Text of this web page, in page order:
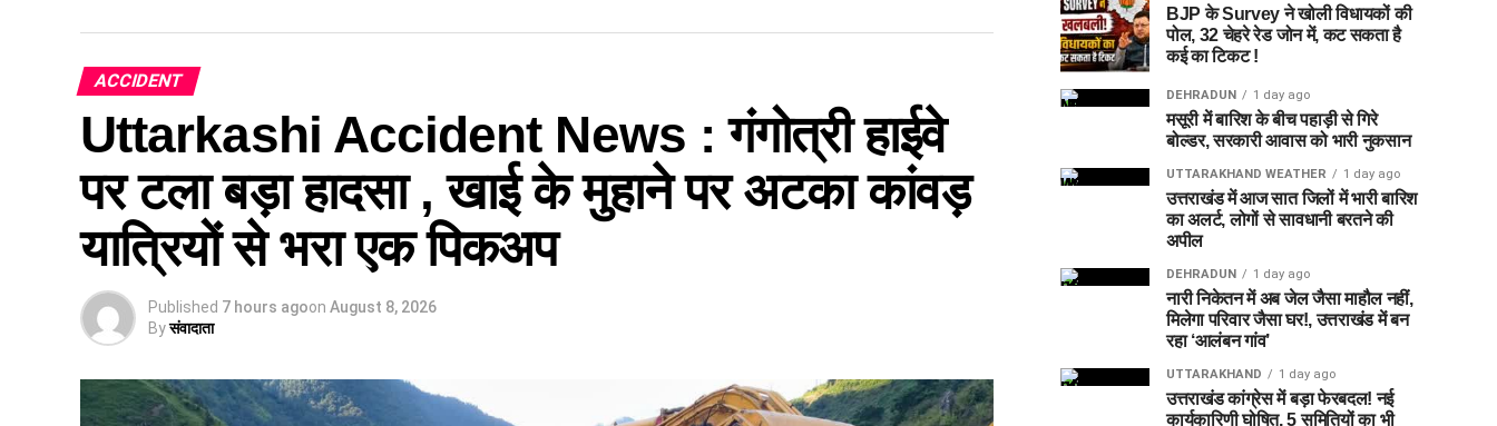
ACCIDENT
Uttarkashi Accident News : गंगोत्री हाईवे
पर टला बड़ा हादसा , खाई के मुहाने पर अटका कांवड़
यात्रियों से भरा एक पिकअप
Published 7 hours agoon August 8, 2026
Byसंवादाता
BJP के Survey ने खोली विधायकों की
पोल, 32 चेहरे रेड जोन में, कट सकता है
कई का टिकट !
DEHRADUN 1 day ago
मसूरी में बारिश के बीच पहाड़ी से गिरे
बोल्डर, सरकारी आवास को भारी नुकसान
UTTARAKHAND WEATHER 1 day ago
उत्तराखंड में आज सात जिलों में भारी बारिश
का अलर्ट, लोगों से सावधानी बरतने की
अपील
DEHRADUN 1 day ago
नारी निकेतन में अब जेल जैसा माहौल नहीं,
मिलेगा परिवार जैसा घर!, उत्तराखंड में बन
रहा ‘आलंबन गांव’
UTTARAKHAND 1 day ago
उत्तराखंड कांग्रेस में बड़ा फेरबदल! नई
कार्यकारिणी घोषित, 5 समितियों का भी